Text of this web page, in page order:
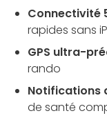
Connectivité
rapides sans
GPS ultra-
rando
Notifications
de santé